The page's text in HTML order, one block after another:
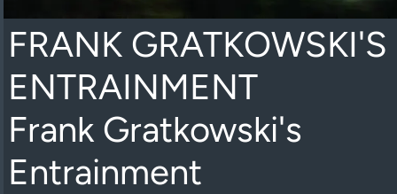
FRANK GRATKOWSKI'S
ENTRAINMENT
Frank Gratkowski's
Entrainment